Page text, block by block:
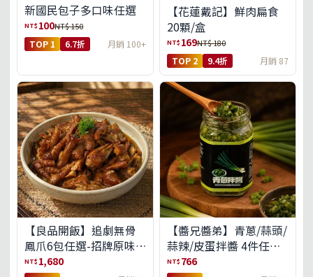
新國民包子多口味任選
NT$ 100NT$ 150
TOP 1 6.7折 月銷 100+
【花蓮戴記】鮮肉扁食
20顆/盒
NT$ 169NT$ 180
TOP 2 9.4折 月銷 87
【良品開飯】追劇無骨
鳳爪6包任選-招牌原味/
濃濃蒜香/過癮麻辣(免運
NT$ 1,680
【醬兄醬弟】青蔥/蒜頭/
蒜辣/皮蛋拌醬 4件任選
(免運組)
NT$ 766